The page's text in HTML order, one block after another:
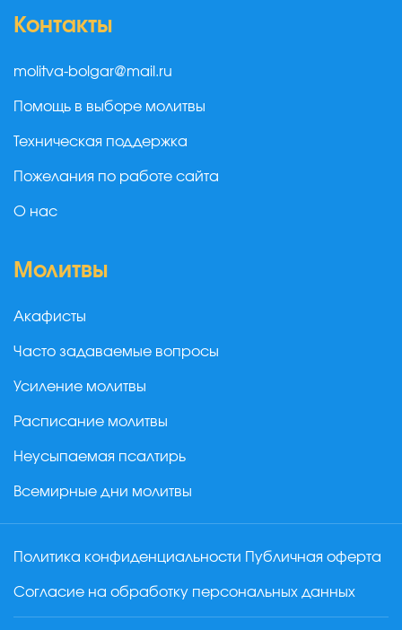
Контакты
molitva-bolgar@mail.ru
Помощь в выборе молитвы
Техническая поддержка
Пожелания по работе сайта
О нас
Молитвы
Акафисты
Часто задаваемые вопросы
Усиление молитвы
Расписание молитвы
Неусыпаемая псалтирь
Всемирные дни молитвы
Политика конфиденциальности Публичная оферта
Согласие на обработку персональных данных